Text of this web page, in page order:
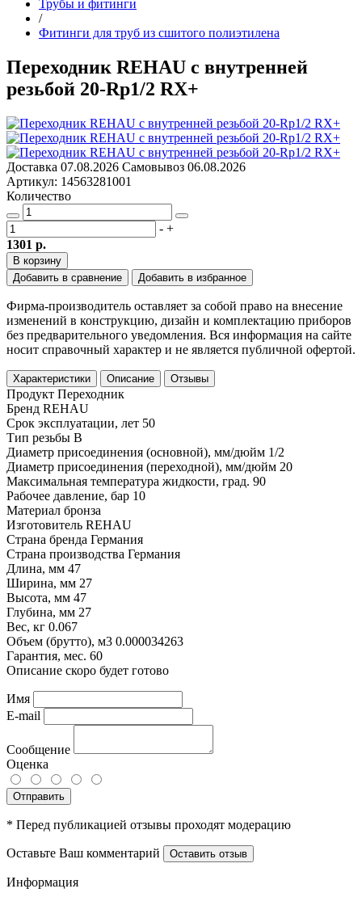
Трубы и фитинги
/
Фитинги для труб из сшитого полиэтилена
Переходник REHAU с внутренней
резьбой 20-Rp1/2 RX+
Доставка 07.08.2026 Самовывоз 06.08.2026
Артикул: 14563281001
Количество
- +
1301 р.
В корзину
Добавить в сравнение
Добавить в избранное
Фирма-производитель оставляет за собой право на внесение
изменений в конструкцию, дизайн и комплектацию приборов
без предварительного уведомления. Вся информация на сайте
носит справочный характер и не является публичной офертой.
Характеристики Описание Отзывы
Продукт Переходник
Бренд REHAU
Срок эксплуатации, лет 50
Тип резьбы В
Диаметр присоединения (основной), мм/дюйм 1/2
Диаметр присоединения (переходной), мм/дюйм 20
Максимальная температура жидкости, град. 90
Рабочее давление, бар 10
Материал бронза
Изготовитель REHAU
Страна бренда Германия
Страна производства Германия
Длина, мм 47
Ширина, мм 27
Высота, мм 47
Глубина, мм 27
Вес, кг 0.067
Объем (брутто), м3 0.000034263
Гарантия, мес. 60
Описание скоро будет готово
Имя
E-mail
Сообщение
Оценка
Отправить
* Перед публикацией отзывы проходят модерацию
Оставьте Ваш комментарий Оставить отзыв
Информация